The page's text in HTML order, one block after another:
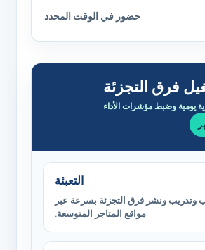
حضور في الوقت المحدد
فرق التجزئة
يومية وضبط مؤشرات الأداء
التعبئة
وتدريب ونشر فرق التجزئة بسرعة عبر
مواقع المتاجر المتوسعة.